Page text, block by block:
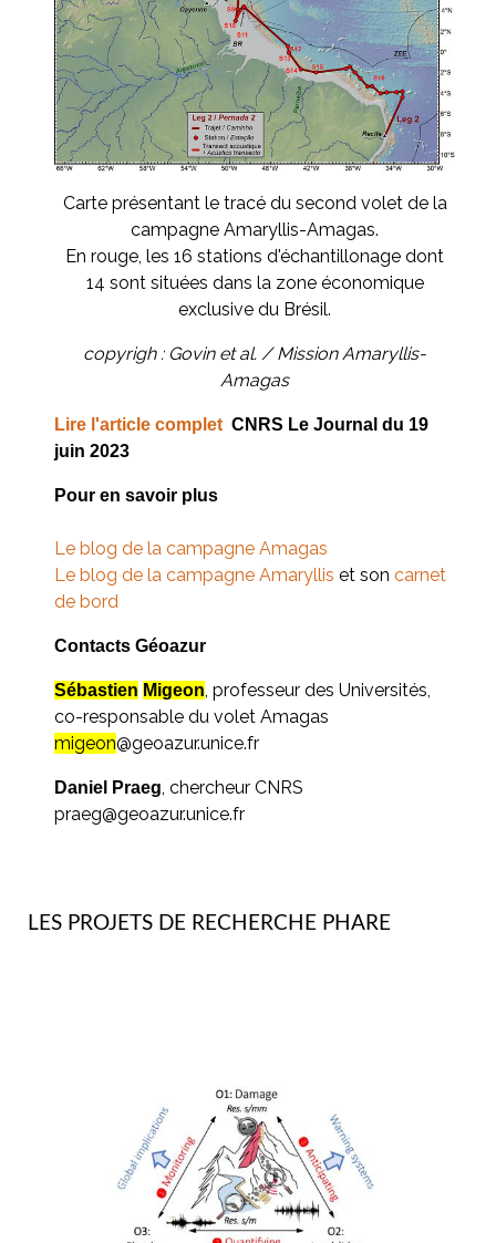
Carte présentant le tracé du second volet de la
campagne Amaryllis-Amagas.
En rouge, les 16 stations d'échantillonage dont
14 sont situées dans la zone économique
exclusive du Brésil.
copyrigh : Govin et al. / Mission Amaryllis-
Amagas
Lire l'article complet CNRS Le Journal du 19
juin 2023
Pour en savoir plus
Le blog de la campagne Amagas
Le blog de la campagne Amaryllis et son carnet
de bord
Contacts Géoazur
Sébastien Migeon, professeur des Universités,
co-responsable du volet Amagas
migeon@geoazur.unice.fr
Daniel Praeg, chercheur CNRS
praeg@geoazur.unice.fr
LES PROJETS DE RECHERCHE PHARE